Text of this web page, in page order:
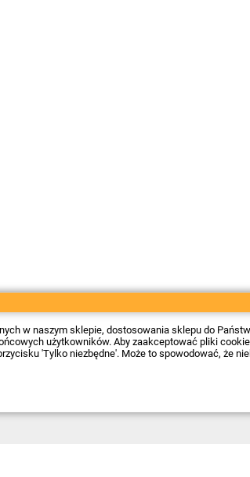
w naszym sklepie, dostosowania sklepu do
użytkowników. Aby zaakceptować pliki
'Tylko niezbędne'. Może to spowodować, że